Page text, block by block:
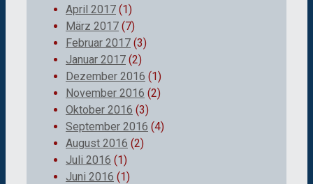
April 2017 (1)
März 2017 (7)
Februar 2017 (3)
Januar 2017 (2)
Dezember 2016 (1)
November 2016 (2)
Oktober 2016 (3)
September 2016 (4)
August 2016 (2)
Juli 2016 (1)
Juni 2016 (1)